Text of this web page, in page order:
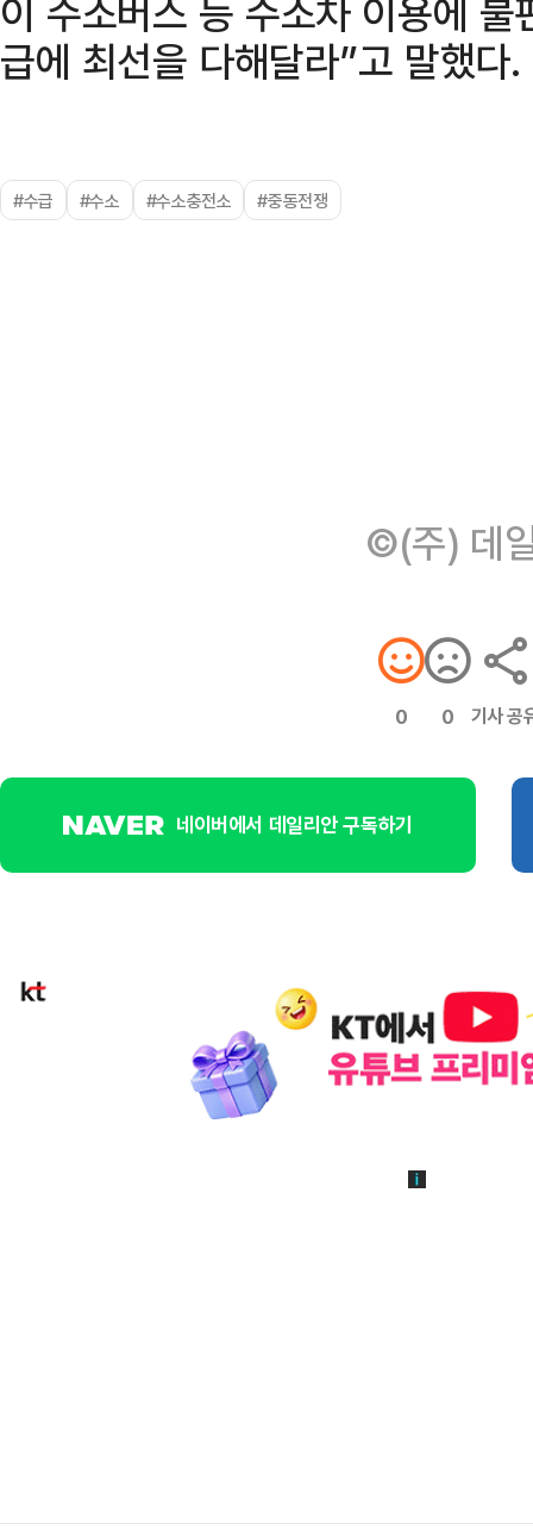
이 수소버스 등 수소차 이용에
급에 최선을 다해달라”고 말했다.
#수급 #수소 #수소충전소 #중동전쟁
©(주) 데
0 0 기사 공
네이버에서 데일리안 구독하기